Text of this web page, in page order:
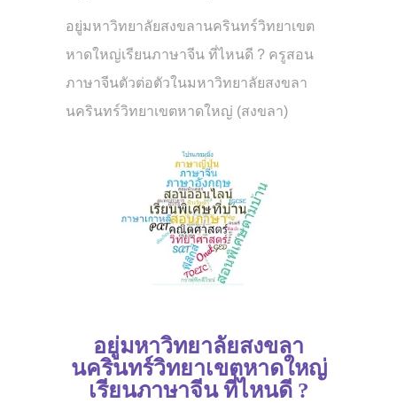
อยู่มหาวิทยาลัยสงขลานครินทร์วิทยาเขต
หาดใหญ่เรียนภาษาจีน ที่ไหนดี ? ครูสอน
ภาษาจีนตัวต่อตัวในมหาวิทยาลัยสงขลา
นครินทร์วิทยาเขตหาดใหญ่ (สงขลา)
อยู่มหาวิทยาลัยสงขลา
นครินทร์วิทยาเขตหาดใหญ่
เรียนภาษาจีน ที่ไหนดี ?